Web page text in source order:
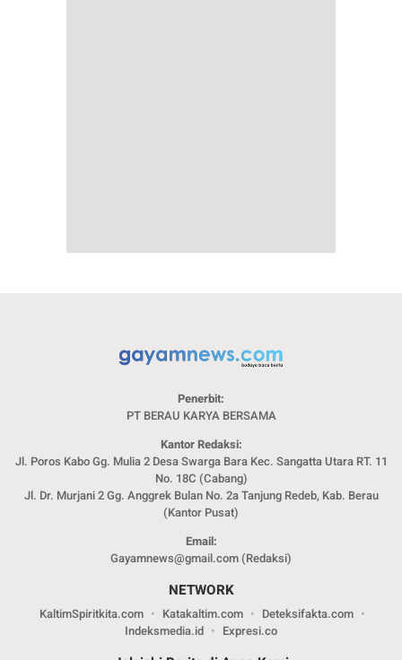
Penerbit:
PT BERAU KARYA BERSAMA
Kantor Redaksi:
Jl. Poros Kabo Gg. Mulia 2 Desa Swarga Bara Kec. Sangatta Utara RT. 11
No. 18C (Cabang)
Jl. Dr. Murjani 2 Gg. Anggrek Bulan No. 2a Tanjung Redeb, Kab. Berau
(Kantor Pusat)
Email:
Gayamnews@gmail.com (Redaksi)
NETWORK
KaltimSpiritkita.com Katakaltim.com
Deteksifakta.com
Indeksmedia.id
Expresi.co